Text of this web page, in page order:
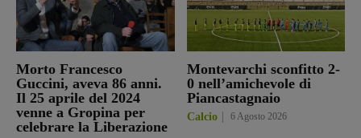
Morto Francesco
Guccini, aveva 86 anni.
Il 25 aprile del 2024
venne a Gropina per
celebrare la Liberazione
Montevarchi sconfitto 2-
0 nell’amichevole di
Piancastagnaio
Calcio 6 Agosto 2026